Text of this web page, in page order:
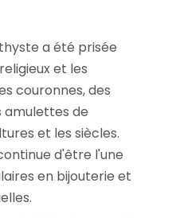
a été prisée
et les
couronnes, des
amulettes de
et les siècles.
d'être l'une
en bijouterie et